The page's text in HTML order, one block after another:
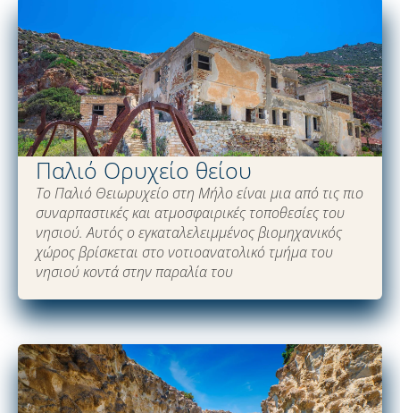
Παλιό Oρυχείο θείου
Το Παλιό Θειωρυχείο στη Μήλο είναι μια από τις πιο
συναρπαστικές και ατμοσφαιρικές τοποθεσίες του
νησιού. Αυτός ο εγκαταλελειμμένος βιομηχανικός
χώρος βρίσκεται στο νοτιοανατολικό τμήμα του
νησιού κοντά στην παραλία του